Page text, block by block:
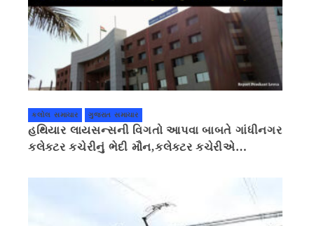
કલોલ સમાચાર ગુજરાત સમાચાર
હથિયાર લાયસન્સની વિગતો આપવા બાબતે ગાંધીનગર
કલેક્ટર કચેરીનું ભેદી મૌન,કલેક્ટર કચેરીએ